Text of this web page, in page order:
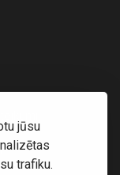
jūsu
trafiku.